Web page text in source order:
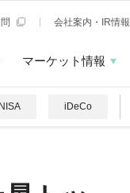
会社案内・IR情報
マーケット情報
NISA iDeCo